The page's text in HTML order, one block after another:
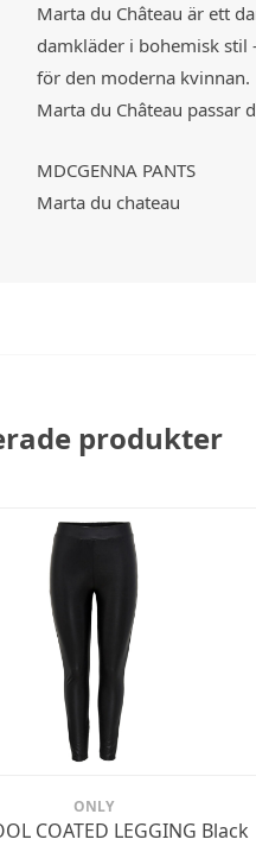
Marta du Château är ett
damkläder i bohemisk stil
för den moderna kvinnan.
Marta du Château passar
MDCGENNA PANTS
Marta du chateau
produkter
ONLY
COATED LEGGING Black